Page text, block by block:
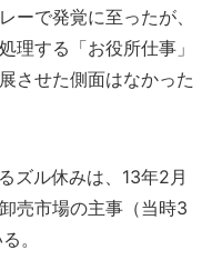
ーで発覚に至ったが、
理する「お役所仕事」
させた側面はなかった
ズル休みは、13年2月
売市場の主事（当時3
。